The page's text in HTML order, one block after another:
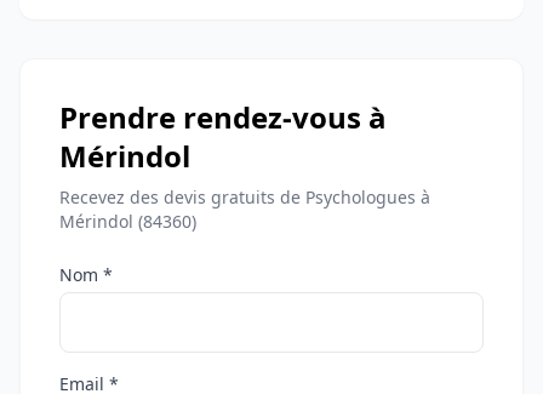
Prendre rendez-vous à
Mérindol
Recevez des devis gratuits de Psychologues à
Mérindol (84360)
Nom *
Email *